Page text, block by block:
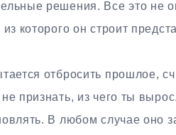
решения. Все это не
которого он строит
отбросить прошлое,
признать, из чего ты
В любом случае оно